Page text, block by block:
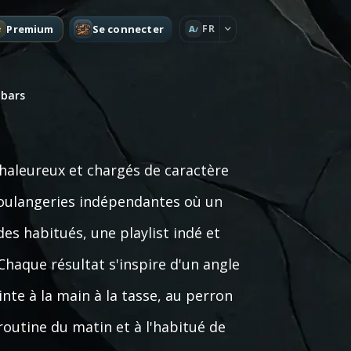
Premium Se connecter A FR
et chargés de caractère
indépendantes où un
habitués, une playlist indé et
résultat s'inspire d'un angle
à la main à la tasse, au perron
du matin et à l'habitué de